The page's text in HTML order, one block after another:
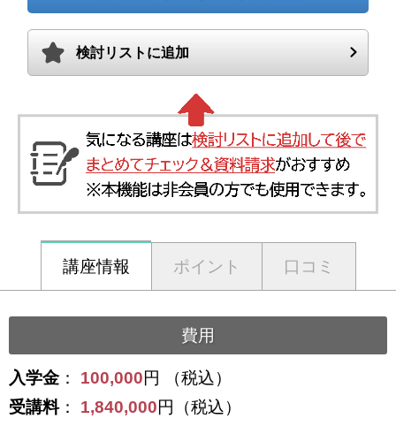
検討リストに追加
講座情報 ポイント 口コミ
費用
入学金 ： 100,000円 （税込）
受講料： 1,840,000円（税込）